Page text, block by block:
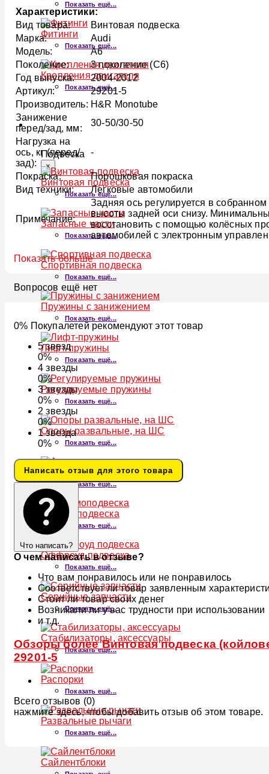
Показать ещё...
Фитинги
Показать ещё...
Крепления двигателя
Показать ещё...
ПОДВЕСКА
Подвеска
×
Винтовая подвеска
Показать ещё...
Запасные части
Показать ещё...
Спортивная подвеска
Показать ещё...
Пружины с занижением
Показать ещё...
Лифт-пружины
Показать ещё...
Регулируемые пружины
Показать ещё...
Опоры развальные, на ШС
Показать ещё...
Аиркапсы
Показать ещё...
Пневмоподвеска
Показать ещё...
Оффроуд подвеска
Показать ещё...
Серийные запчасти
Показать ещё...
Стабилизаторы, аксессуары
Показать ещё...
Распорки
Показать ещё...
Развальные рычаги
Показать ещё...
Сайлентблоки
Характеристики:
Вид товара:
Винтовая подвеска
Марка:
Audi
Модель:
A6
Поколение:
3 поколение (C6)
Год выпуска:
2004-2012
Артикул:
29201-5
Производитель: H&R Monotube
Занижение
перед/зад, мм:
30-50/30-50
Нагрузка на
ось, кг (перед/
зад):
-
Покраска:
Порошковая покраска
Вид техники:
Легковые автомобили
Примечание:
Задняя ось регулируется в
высоты задней оси снизу.
восстановить с помощью колёсных
автомобилей с электронным
Показать больше
Вопросов ещё нет
0% Покупалетей рекомендуют этот товар
5звезд
0%
4звезды
0%
3звезды
0%
2звезды
0%
1звезда
0%
Написать отзыв для этого товара
Что написать?
О чем написать в отзыве?
Что вам понравилось или не понравилось
Соответствует ли товар заявленным
Стоит ли товар своих денег
Возникали ли у вас трудности при использовании
и т.д.
Обзоры более Винтовая подвеска
29201-5
Всего отзывов (0)
нажмите здесь, чтобы добавить отзыв об этом товаре.